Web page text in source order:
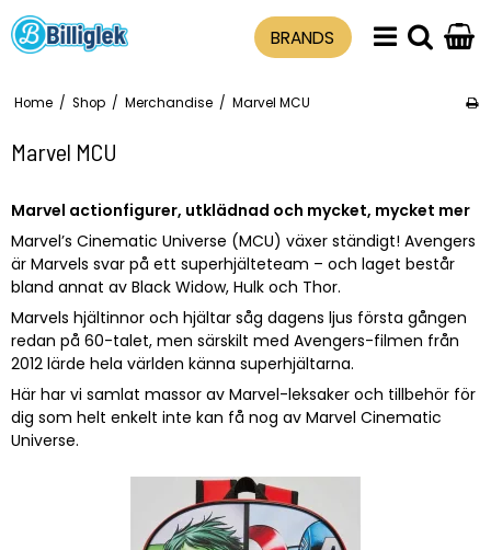
BRANDS
Home / Shop / Merchandise / Marvel MCU
Marvel MCU
Marvel actionfigurer, utklädnad och mycket, mycket mer
Marvel’s Cinematic Universe (MCU) växer ständigt! Avengers
är Marvels svar på ett superhjälteteam – och laget består
bland annat av Black Widow, Hulk och Thor.
Marvels hjältinnor och hjältar såg dagens ljus första gången
redan på 60-talet, men särskilt med Avengers-filmen från
2012 lärde hela världen känna superhjältarna.
Här har vi samlat massor av Marvel-leksaker och tillbehör för
dig som helt enkelt inte kan få nog av Marvel Cinematic
Universe.